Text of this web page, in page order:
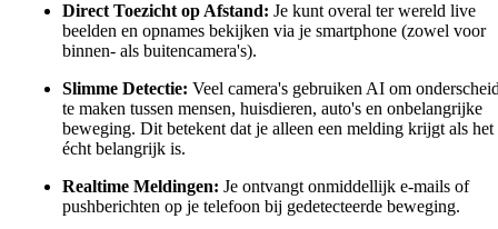
Direct Toezicht op Afstand: Je kunt overal ter wereld live
beelden en opnames bekijken via je smartphone (zowel voor
binnen- als buitencamera's).
Slimme Detectie: Veel camera's gebruiken AI om
te maken tussen mensen, huisdieren, auto's en onbelangrijke
beweging. Dit betekent dat je alleen een melding krijgt als het
écht belangrijk is.
Realtime Meldingen: Je ontvangt onmiddellijk e-mails of
pushberichten op je telefoon bij gedetecteerde beweging.